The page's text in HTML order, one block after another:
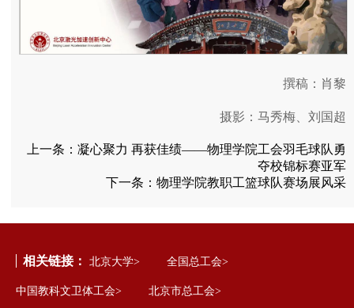
撰稿：肖黎
摄影：马秀梅、刘国超
上一条： 凝心聚力 再获佳绩——物理学院工会羽毛球队勇
夺校锦标赛亚军
下一条： 物理学院教职工篮球队赛场展风采
相关链接： 北京大学> 全国总工会>
中国教科文卫体工会> 北京市总工会>